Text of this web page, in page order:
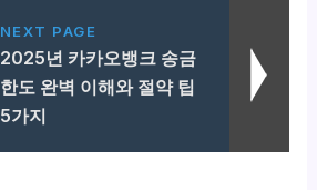
NEXT PAGE
2025년 카카오뱅크 송금
한도 완벽 이해와 절약 팁
5가지